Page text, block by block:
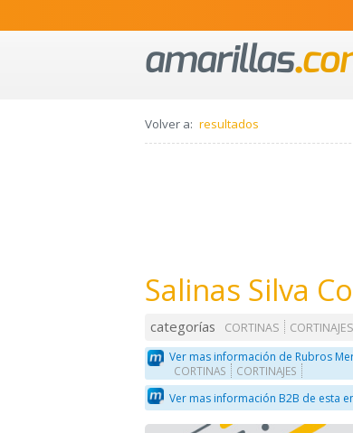
Volver a: resultados
Salinas Silva
categorías CORTINAS
CORTINAJES
Ver mas información de Rubros
CORTINAS CORTINAJES
Ver mas información B2B de esta